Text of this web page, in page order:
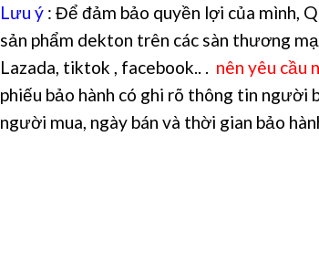
Lưu ý : Để đảm bảo quyền lợi của mình,
sản phẩm dekton trên các sàn thương
Lazada, tiktok , facebook.. . nên yêu cầu
phiếu bảo hành có ghi rõ thông tin người
người mua, ngày bán và thời gian bảo